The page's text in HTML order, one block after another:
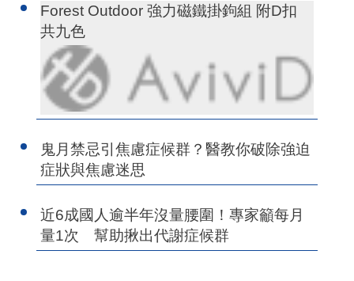
Forest Outdoor 強力磁鐵掛鉤組 附D扣
共九色
鬼月禁忌引焦慮症候群？醫教你破除強迫
症狀與焦慮迷思
近6成國人逾半年沒量腰圍！專家籲每月
量1次 幫助揪出代謝症候群